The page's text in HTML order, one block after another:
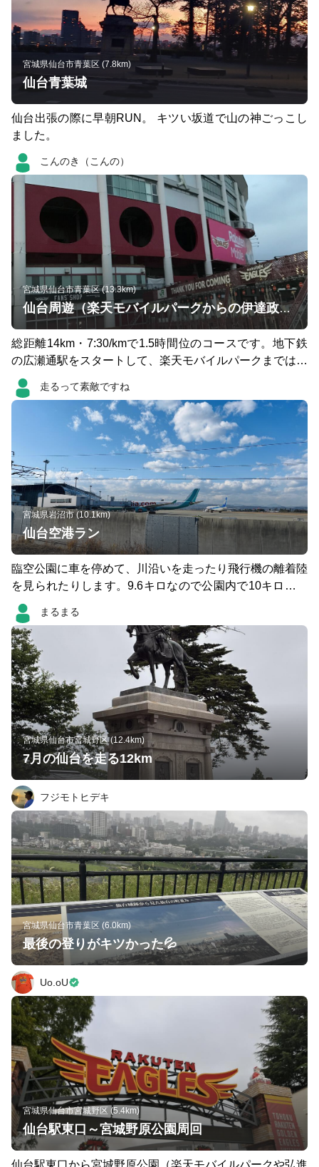
宮城県仙台市青葉区 (7.8km)
仙台青葉城
仙台出張の際に早朝RUN。 キツい坂道で山の神ごっこし
ました。
こんのき（こんの）
宮城県仙台市青葉区 (13.3km)
仙台周遊（楽天モバイルパークからの伊達政宗像）欲張りコース
総距離14km・7:30/kmで1.5時間位のコースです。地下鉄
の広瀬通駅をスタートして、楽天モバイルパークまでは緩
い下りで、最高のスタートを切れます。仙台駅までの戻り
の歩道も広く、途中の公園でトイレに立ち寄ることも可能
です。その後の青葉城までの坂は良いトレーニングになり
ますが（走らなくても良いと思います）、その後の景色は
素晴らしいものがあります。出張時に、旅行時に、ぜひ楽
しんでください。
走るって素敵ですね
宮城県岩沼市 (10.1km)
仙台空港ラン
臨空公園に車を停めて、川沿いを走ったり飛行機の離着陸
を見られたりします。9.6キロなので公園内で10キロに調
整しました。後半はほぼ信号がないのでなかなか良いペー
スで走れます。全部歩道あります。
まるまる
宮城県仙台市宮城野区 (12.4km)
7月の仙台を走る12km
フジモトヒデキ
宮城県仙台市青葉区 (6.0km)
最後の登りがキツかった💦
Uo.oU
宮城県仙台市宮城野区 (5.4km)
仙台駅東口～宮城野原公園周回
仙台駅東口から宮城野原公園（楽天モバイルパークや弘進